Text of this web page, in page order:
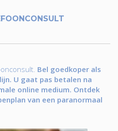
Bel goedkoper als
U gaat pas betalen na
online medium. Ontdek
van een paranormaal